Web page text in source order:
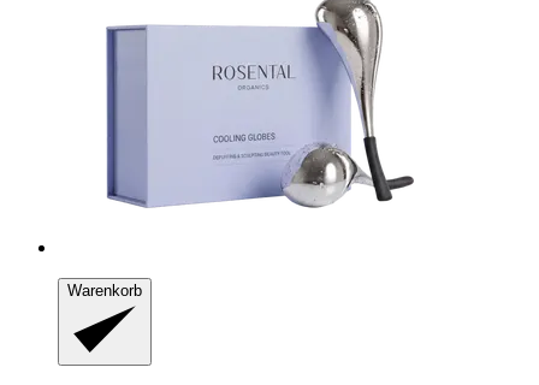
Warenkorb